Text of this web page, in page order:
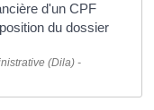
d'un CPF
du dossier
(Dila) -